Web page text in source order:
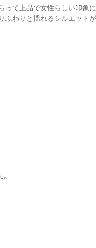
て上品で女性らしい印象
わりと揺れるシルエット